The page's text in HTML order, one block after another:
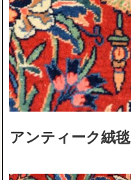
アンティーク絨